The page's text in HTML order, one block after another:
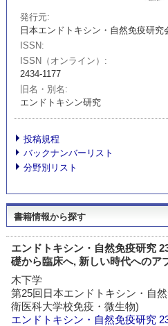
発行元
日本エンドトキシン・自然免疫研究
ISSN
ISSN（オンライン）
2434-1177
旧名・別名
エンドトキシン研究
投稿規程
バックナンバーリスト
分野別リスト
書籍情報から探す
エンドトキシン・自然免疫研究
礎から臨床へ, 新しい時代へのア
木下学
第25回日本エンドトキシン・自
衛医科大学校免疫・微生物)
エンドトキシン・自然免疫研究